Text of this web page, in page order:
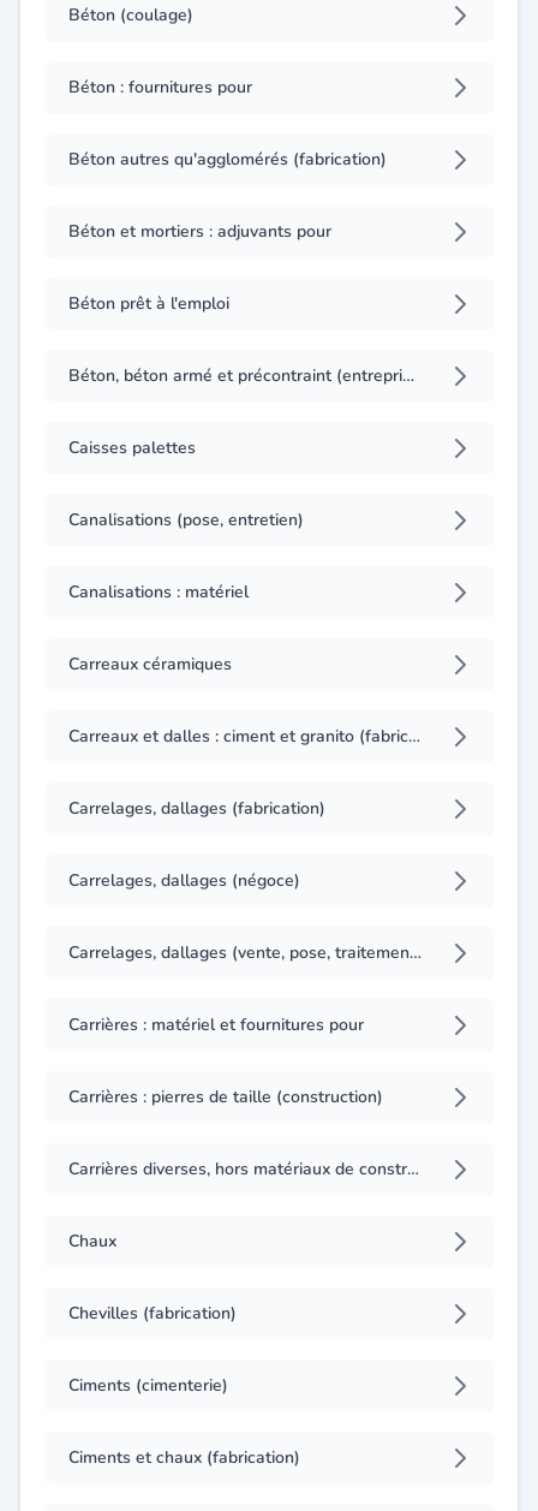
Béton (coulage)
Béton : fournitures pour
Béton autres qu'agglomérés (fabrication)
Béton et mortiers : adjuvants pour
Béton prêt à l'emploi
Béton, béton armé et précontraint (entreprises)
Caisses palettes
Canalisations (pose, entretien)
Canalisations : matériel
Carreaux céramiques
Carreaux et dalles : ciment et granito (fabrication)
Carrelages, dallages (fabrication)
Carrelages, dallages (négoce)
Carrelages, dallages (vente, pose, traitement)
Carrières : matériel et fournitures pour
Carrières : pierres de taille (construction)
Carrières diverses, hors matériaux de construction (extraction, préparation)
Chaux
Chevilles (fabrication)
Ciments (cimenterie)
Ciments et chaux (fabrication)